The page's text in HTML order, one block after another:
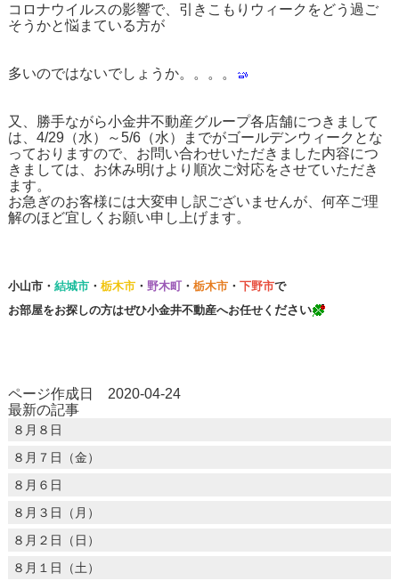
コロナウイルスの影響で、引きこもりウィークをどう過ご
そうかと悩まている方が
多いのではないでしょうか。。。。
又、勝手ながら小金井不動産グループ各店舗につきまして
は、4/29（水）～5/6（水）までがゴールデンウィークとな
っておりますので、お問い合わせいただきました内容につ
きましては、お休み明けより順次ご対応をさせていただき
ます。
お急ぎのお客様には大変申し訳ございませんが、何卒ご理
解のほど宜しくお願い申し上げます。
小山市・ 結城市・ 栃木市・ 野木町・ 栃木市・ 下野市で
お部屋をお探しの方はぜひ小金井不動産へお任せく ださい
ページ作成日 2020-04-24
最新の記事
８月８日
８月７日（金）
８月６日
８月３日（月）
８月２日（日）
８月１日（土）